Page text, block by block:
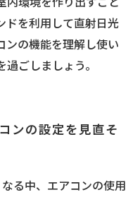
ドを利用して直射日光
ンの機能を理解し使い
ごしましょう。
ンの設定を見直そ
る中、エアコンの使用